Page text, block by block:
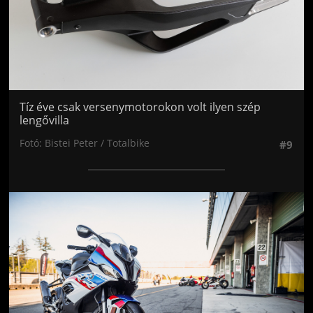
Tíz éve csak versenymotorokon volt ilyen szép
lengővilla
Fotó: Bistei Peter / Totalbike #9